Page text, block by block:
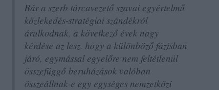
Bár a szerb tárcavezető szavai egyértelmű
közlekedés-stratégiai szándékról
árulkodnak, a következő évek nagy
kérdése az lesz, hogy a különböző fázisban
járó, egymással egyelőre nem feltétlenül
összefüggő beruházások valóban
összeállnak-e egy egységes nemzetközi